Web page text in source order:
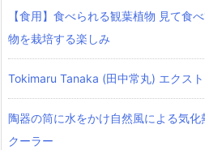
【食用】食べられる観葉植物 見て食
物を栽培する楽しみ
Tokimaru Tanaka (田中常丸) エクス
陶器の筒に水をかけ自然風による気
クーラー